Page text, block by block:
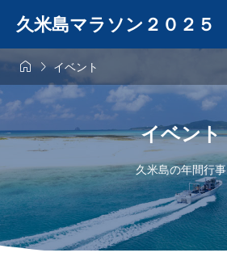
久米島マラソン２０２５
イベント
イベント
久米島の年間行事